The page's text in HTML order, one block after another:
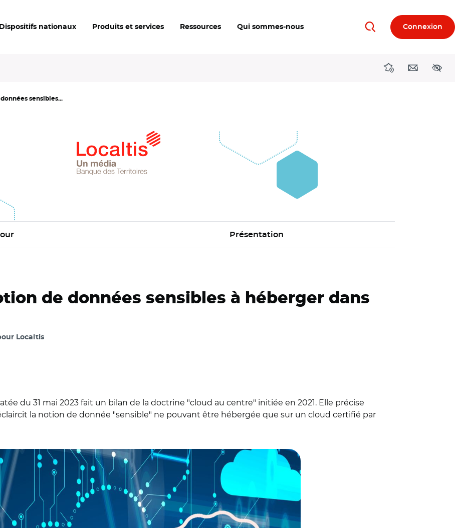
Dispositifs nationaux Produits et services Ressources Qui sommes-nous RechercherConnexion
DirectionsContact
sensibles...
Présentation
de données sensibles à héberger dans
Localtis
du 31 mai 2023 fait un bilan de la doctrine "cloud au centre" initiée en 2021. Elle précise
la notion de donnée "sensible" ne pouvant être hébergée que sur un cloud certifié par